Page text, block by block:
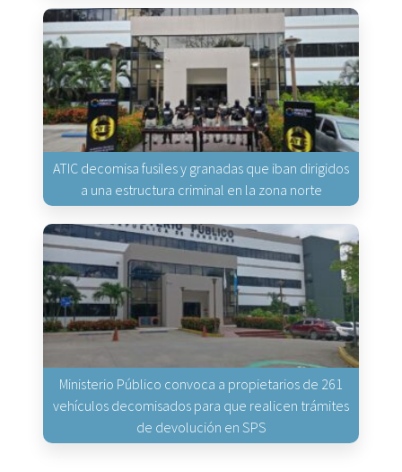
ATIC decomisa fusiles y granadas que iban dirigidos
a una estructura criminal en la zona norte
Ministerio Público convoca a propietarios de 261
vehículos decomisados para que realicen trámites
de devolución en SPS